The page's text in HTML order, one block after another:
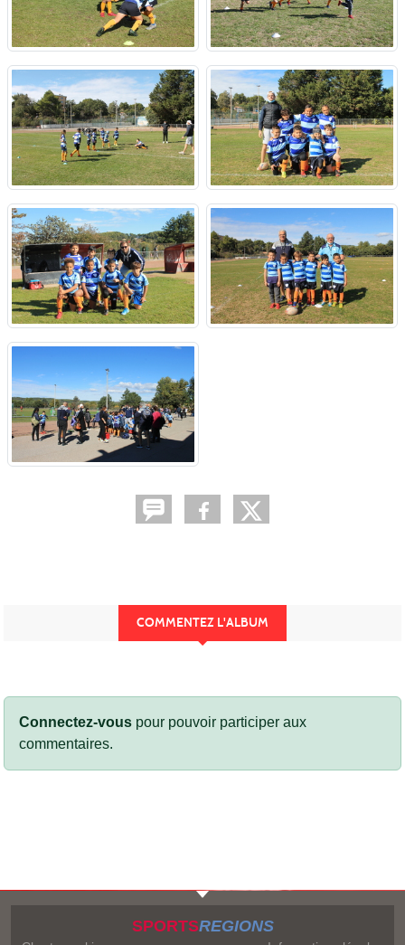
COMMENTEZ L'ALBUM
Connectez-vous pour pouvoir participer aux
commentaires.
SPORTSREGIONS